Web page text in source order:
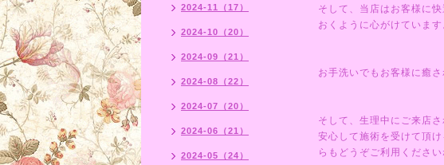
そして、当店はお客様に
おくように心がけています
お手洗いでもお客様に癒
そして、生理中にご来店
安心して施術を受けて頂
らもどうぞご利用ください
2024-11（17）
2024-10（20）
2024-09（21）
2024-08（22）
2024-07（20）
2024-06（21）
2024-05（24）